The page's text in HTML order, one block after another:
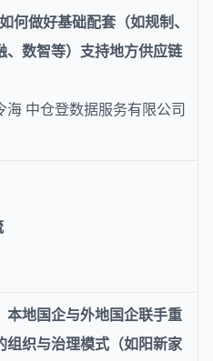
何做好基础配套（如规制、
、数智等） 支持地方供应链
海 中仓登数据服务有限公司
本地国企与外地国企联手重
组织与治理模式 （如阳新家